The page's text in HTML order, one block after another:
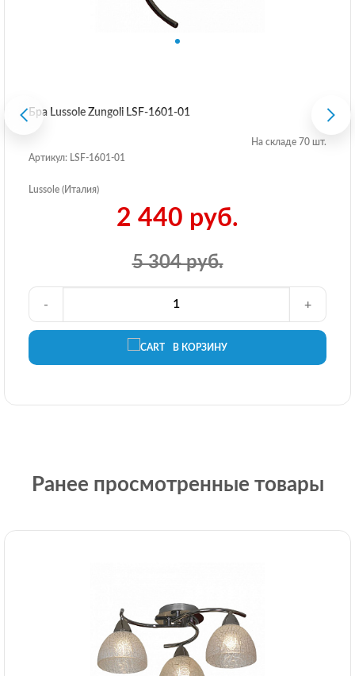
Бра Lussole Zungoli LSF-1601-01
На складе 70 шт.
Артикул: LSF-1601-01
Lussole (Италия)
5 304 руб.
2 440 руб.
В КОРЗИНУ
- +
Ранее просмотренные товары